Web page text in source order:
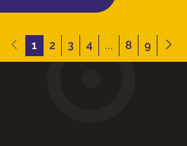
1 2 3 4 ... 8 9